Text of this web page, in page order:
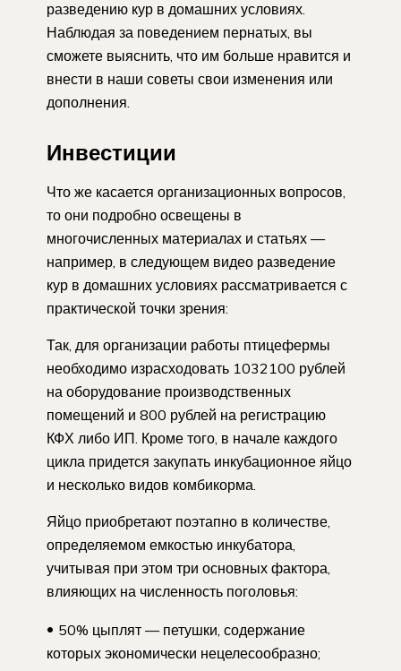
разведению кур в домашних условиях.
Наблюдая за поведением пернатых, вы
сможете выяснить, что им больше нравится и
внести в наши советы свои изменения или
дополнения.
Инвестиции
Что же касается организационных вопросов,
то они подробно освещены в
многочисленных материалах и статьях —
например, в следующем видео разведение
кур в домашних условиях рассматривается с
практической точки зрения:
Так, для организации работы птицефермы
необходимо израсходовать 1032100 рублей
на оборудование производственных
помещений и 800 рублей на регистрацию
КФХ либо ИП. Кроме того, в начале каждого
цикла придется закупать инкубационное яйцо
и несколько видов комбикорма.
Яйцо приобретают поэтапно в количестве,
определяемом емкостью инкубатора,
учитывая при этом три основных фактора,
влияющих на численность поголовья:
50% цыплят — петушки, содержание
которых экономически нецелесообразно;